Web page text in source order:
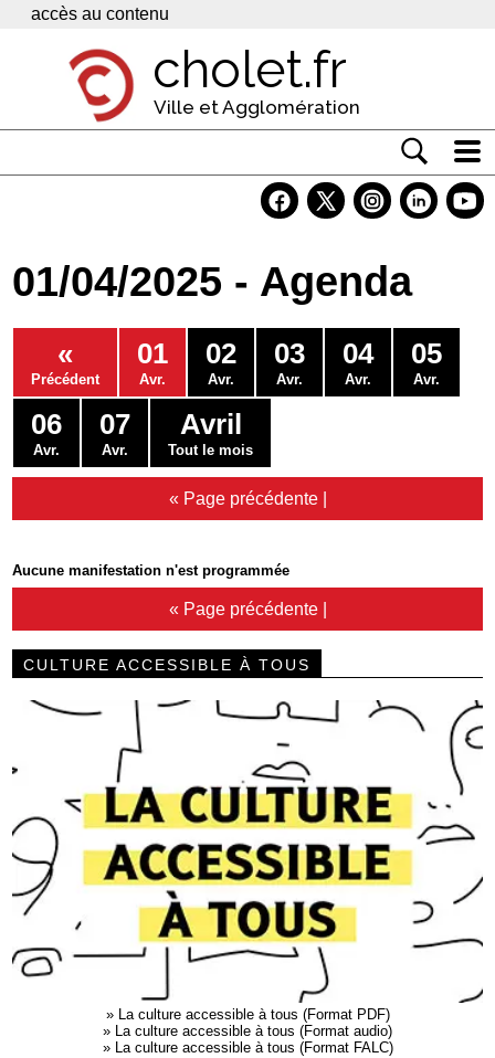
Panneau de gestion des cookies
accès au contenu
cholet.fr
Ville et Agglomération
Economie
Services
Contacts
01/04/2025 - Agenda
«
Précédent
01
Avr.
02
Avr.
03
Avr.
04
Avr.
05
Avr.
06
Avr.
07
Avr.
Avril
Tout le mois
« Page précédente|
Aucune manifestation n'est programmée
« Page précédente|
CULTURE ACCESSIBLE À TOUS
» La culture accessible à tous (Format PDF)
» La culture accessible à tous (Format audio)
» La culture accessible à tous (Format FALC)